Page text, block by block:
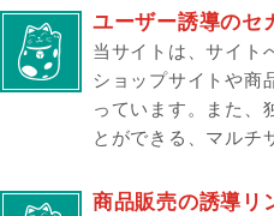
ユーザー誘導のセ
当サイトは、サイト
ショップサイトや商
っています。また、
とができる、マルチ
商品販売の誘導リ